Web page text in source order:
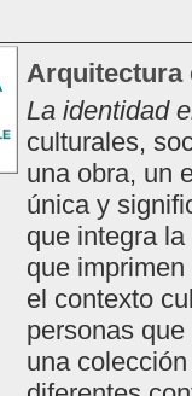
Arquitectura
La identidad
culturales,
una obra, un
única y
que integra
que
el contexto
personas
una